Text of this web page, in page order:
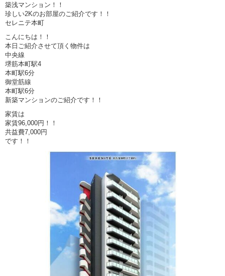
築浅マンション！！
珍しい2Kのお部屋のご紹介です！！
セレニテ本町
こんにちは！！
本日ご紹介させて頂く物件は
中央線
堺筋本町駅4
本町駅6分
御堂筋線
本町駅6分
新築マンションのご紹介です！！
家賃は
家賃96,000円！！
共益費7,000円
です！！